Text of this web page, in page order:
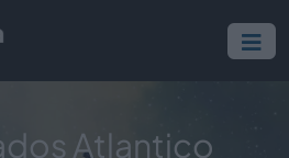
Atlantico